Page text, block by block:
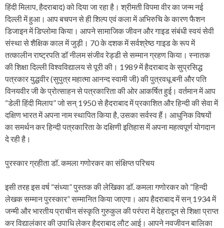
हिंदी मिलाप, हैदराबाद) को दिया जा रहा है। श्रीमती विपमा वीर का जन्म नई
दिल्ली में हुआ। आप बचपन से ही शिल्प एवं कला में अभिरुचि के कारण फैशन
डिजाइन में डिप्लोमा किया। आपने सामाजिक जीवन और गाइड संबंधी स्वयं सेवी
संस्था से शैक्षिक काल में जुड़ी। 70 के दशक में सर्वश्रेष्ठ गाइड के रूप में
तत्कालीन राष्ट्रपति डॉ नीलम संजीव रेड्डी से सम्मान ग्रहण किया। स्नातक
की शिक्षा दिल्ली विश्वविद्यालय से पूरी की। 1989 में हैदराबाद के सुप्रसिद्ध
पत्रकार युद्धवीर (सुपुत्र महात्मा आनन्द स्वामी जी) की पुत्रवधू बनी और पति
विनयवीर जी के प्रोत्साहन से पत्रकारिता की ओर आकर्षित हुई। वर्तमान में आप
“डेली हिंदी मिलाप” जो सन् 1950 से हैदराबाद में प्रकाशित और हिन्दी की सेवा में
दक्षिण भारत में अपना नाम स्थापित किया है, उसका सर्वस्व हैं। आधुनिक विषयों
का समर्थन कर हिन्दी पत्रकारिता के दक्षिणी इतिहास में अपना महत्वपूर्ण योगदान
दे रही है।
पुरस्कार ग्रहीता डॉ. कमला गणोरकर का संक्षिप्त परिचय
इसी तरह इस वर्ष “संध्या” पुस्तक की लेखिका डॉ. कमला गणोरकर को “हिन्दी
लेखक सम्मान पुरस्कार” सम्मानित किया जाएगा। आप हैदराबाद में सन् 1934 में
जन्मी और भारतीय प्राचीन संस्कृति गुरुकुल की परंपरा में देहरादून से शिक्षा प्राप्त
कर विद्यालंकार की उपाधि लेकर हैदराबाद लौट आई। आपने नवजीवन बालिका